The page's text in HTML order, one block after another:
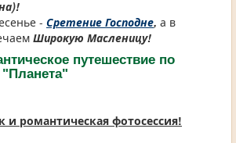
- Сретение Господне, а в
Широкую Масленицу!
путешествие по
и романтическая фотосессия!